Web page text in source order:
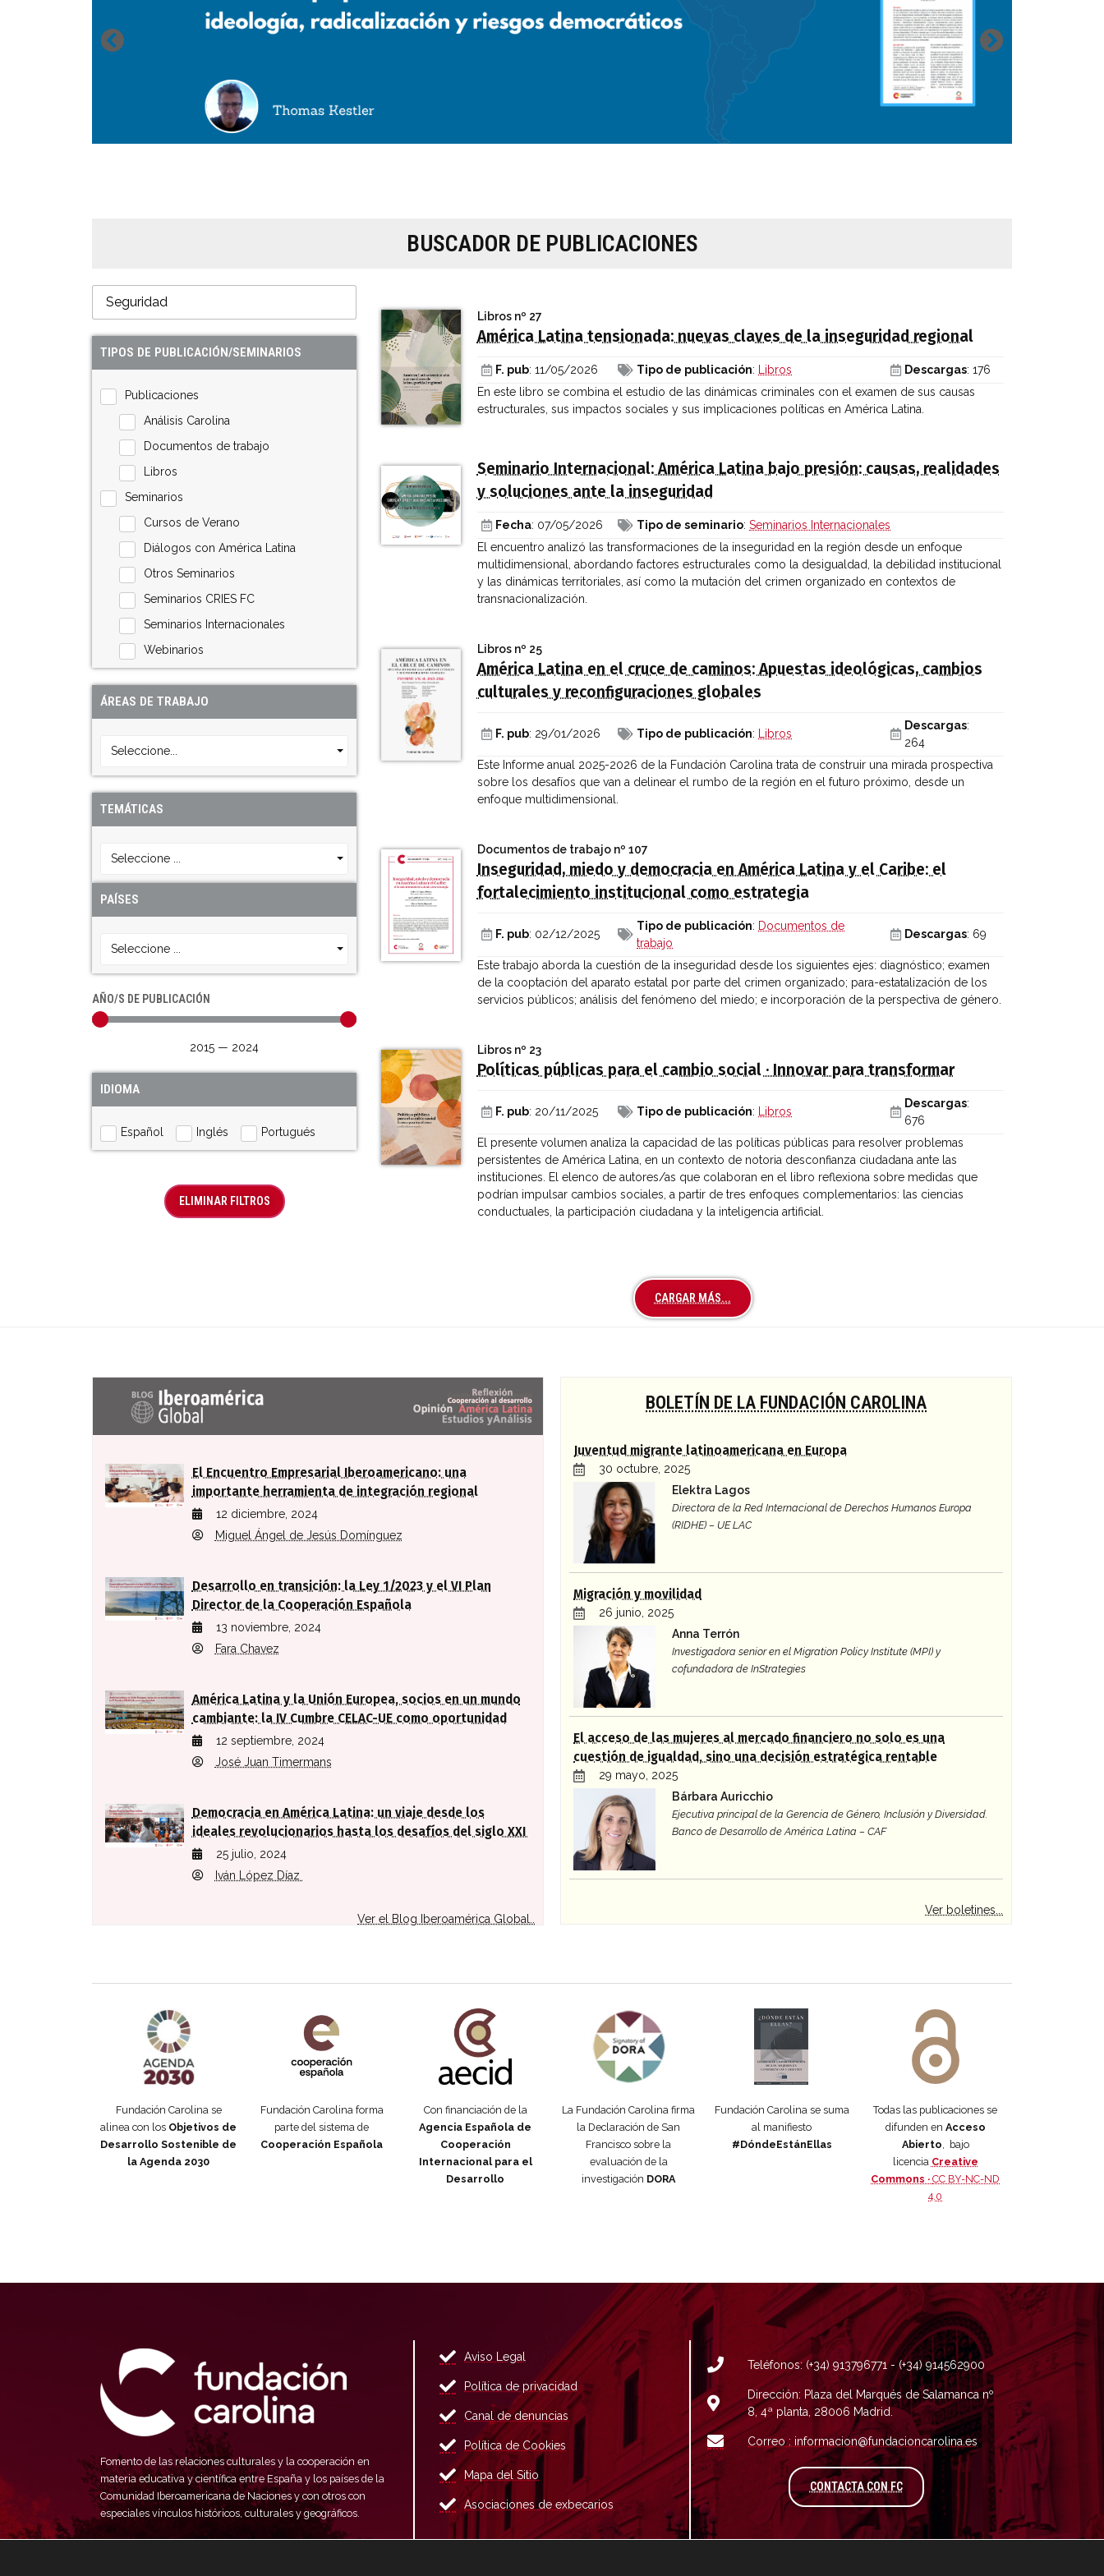
BUSCADOR DE PUBLICACIONES
TIPOS DE PUBLICACIÓN/SEMINARIOS
Publicaciones
Análisis Carolina
Documentos de trabajo
Libros
Seminarios
Cursos de Verano
Diálogos con América Latina
Otros Seminarios
Seminarios CRIES FC
Seminarios Internacionales
Webinarios
ÁREAS DE TRABAJO
Seleccione...
TEMÁTICAS
Seleccione ...
PAÍSES
Seleccione ...
AÑO/S DE PUBLICACIÓN
2015 — 2024
IDIOMA
Español Inglés Portugués
ELIMINAR FILTROS
Libros nº 27
América Latina tensionada: nuevas claves de la inseguridad regional
F. pub: 11/05/2026 Tipo de publicación: Libros Descargas: 176
En este libro se combina el estudio de las dinámicas criminales con el examen de sus causas
estructurales, sus impactos sociales y sus implicaciones políticas en América Latina.
Seminario Internacional: América Latina bajo presión: causas, realidades
y soluciones ante la inseguridad
Fecha: 07/05/2026 Tipo de seminario:Seminarios Internacionales
El encuentro analizó las transformaciones de la inseguridad en la región desde un enfoque
multidimensional, abordando factores estructurales como la desigualdad, la debilidad institucional
y las dinámicas territoriales, así como la mutación del crimen organizado en contextos de
transnacionalización.
Libros nº 25
América Latina en el cruce de caminos: Apuestas ideológicas, cambios
culturales y reconfiguraciones globales
F. pub: 29/01/2026 Tipo de publicación: Libros
Descargas:
264
Este Informe anual 2025-2026 de la Fundación Carolina trata de construir una mirada prospectiva
sobre los desafíos que van a delinear el rumbo de la región en el futuro próximo, desde un
enfoque multidimensional.
Documentos de trabajo nº 107
Inseguridad, miedo y democracia en América Latina y el Caribe: el
fortalecimiento institucional como estrategia
F. pub: 02/12/2025
Tipo de publicación: Documentos de
trabajo
Descargas: 69
Este trabajo aborda la cuestión de la inseguridad desde los siguientes ejes: diagnóstico; examen
de la cooptación del aparato estatal por parte del crimen organizado; para-estatalización de los
servicios públicos; análisis del fenómeno del miedo; e incorporación de la perspectiva de género.
Libros nº 23
Políticas públicas para el cambio social · Innovar para transformar
F. pub: 20/11/2025 Tipo de publicación: Libros
Descargas:
676
El presente volumen analiza la capacidad de las políticas públicas para resolver problemas
persistentes de América Latina, en un contexto de notoria desconfianza ciudadana ante las
instituciones. El elenco de autores/as que colaboran en el libro reflexiona sobre medidas que
podrían impulsar cambios sociales, a partir de tres enfoques complementarios: las ciencias
conductuales, la participación ciudadana y la inteligencia artificial.
CARGAR MÁS...
Últimas entradas Blog Iberoamérica global
El Encuentro Empresarial Iberoamericano: una
importante herramienta de integración regional
12 diciembre, 2024
Miguel Ángel de Jesús Domínguez
Desarrollo en transición: la Ley 1/2023 y el VI Plan
Director de la Cooperación Española
13 noviembre, 2024
Fara Chavez
América Latina y la Unión Europea, socios en un mundo
cambiante: la IV Cumbre CELAC-UE como oportunidad
12 septiembre, 2024
José Juan Timermans
Democracia en América Latina: un viaje desde los
ideales revolucionarios hasta los desafíos del siglo XXI
25 julio, 2024
Iván López Díaz
Ver el Blog Iberoamérica Global..
BOLETÍN DE LA FUNDACIÓN CAROLINA
Juventud migrante latinoamericana en Europa
30 octubre, 2025
Elektra Lagos
Directora de la Red Internacional de Derechos Humanos Europa
(RIDHE) – UE LAC
Migración y movilidad
26 junio, 2025
Anna Terrón
Investigadora senior en el Migration Policy Institute (MPI) y
cofundadora de InStrategies
El acceso de las mujeres al mercado financiero no solo es una
cuestión de igualdad, sino una decisión estratégica rentable
29 mayo, 2025
Bárbara Auricchio
Ejecutiva principal de la Gerencia de Género, Inclusión y Diversidad.
Banco de Desarrollo de América Latina – CAF
Ver boletines...
Fundación Carolina se
alinea con los Objetivos de
Desarrollo Sostenible de
la Agenda 2030
Fundación Carolina forma
parte del sistema de
Cooperación Española
Con financiación de la
Agencia Española de
Cooperación
Internacional para el
Desarrollo
La Fundación Carolina firma
la Declaración de San
Francisco sobre la
evaluación de la
investigación DORA
Fundación Carolina se suma
al manifiesto
#DóndeEstánEllas
Todas las publicaciones se
difunden en Acceso
Abierto, bajo
licencia Creative
Commons ·CC BY-NC-ND
4.0
Fomento de las relaciones culturales y la cooperación en
materia educativa y científica entre España y los países de la
Comunidad Iberoamericana de Naciones y con otros con
especiales vínculos históricos, culturales y geográficos.
Aviso Legal
Política de privacidad
Canal de denuncias
Política de Cookies
Mapa del Sitio
Asociaciones de exbecarios
Teléfonos: (+34) 913796771 - (+34) 914562900
Dirección: Plaza del Marqués de Salamanca nº
8, 4ª planta, 28006 Madrid.
Correo : informacion@fundacioncarolina.es
CONTACTA CON FCA TRAVÉS DEL FORMULARIO DE